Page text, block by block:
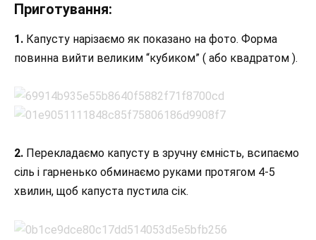
Приготування:
1. Капусту нарізаємо як показано на фото. Форма
повинна вийти великим “кубиком” ( або квадратом ).
2. Перекладаємо капусту в зручну ємність, всипаємо
сіль і гарненько обминаємо руками протягом 4-5
хвилин, щоб капуста пустила сік.